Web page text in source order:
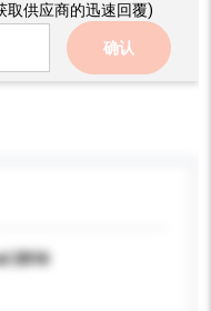
取供应商的迅速回覆)
确认
2014